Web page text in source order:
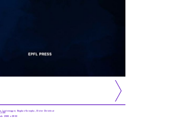
Leutenegger, Bogdan Konopka, Olivier Christinat
2019
2080 x 2800